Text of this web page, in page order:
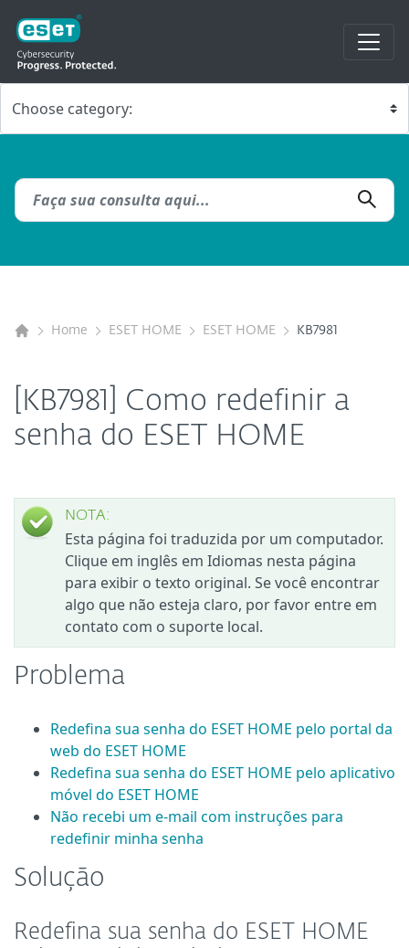
Home ESET HOME ESET HOME KB7981
[KB7981] Como redefinir a
senha do ESET HOME
NOTA:
Esta página foi traduzida por um computador.
Clique em inglês em Idiomas nesta página
para exibir o texto original. Se você encontrar
algo que não esteja claro, por favor entre em
contato com o suporte local.
Problema
Redefina sua senha do ESET HOME pelo portal da
web do ESET HOME
Redefina sua senha do ESET HOME pelo aplicativo
móvel do ESET HOME
Não recebi um e-mail com instruções para
redefinir minha senha
Solução
Redefina sua senha do ESET HOME